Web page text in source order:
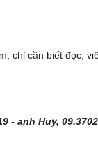
chỉ cần biết đọc,
- anh Huy,